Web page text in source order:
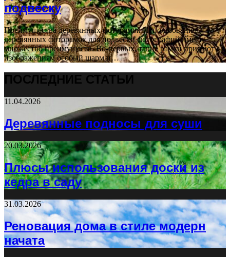
подвеску
Преимущества деревянных фоторамок Использование
деревянных фоторамок для подвески фотографий имеет
множество преимуществ. Во-первых, такие рамки придают
изображениям особый шарм и…
ПОСЛЕДНИЕ СТАТЬИ
11.04.2026
Деревянные подносы для суши
20.03.2026
Плюсы использования доски из
кедра в саду
31.03.2026
Реновация дома в стиле модерн
начата